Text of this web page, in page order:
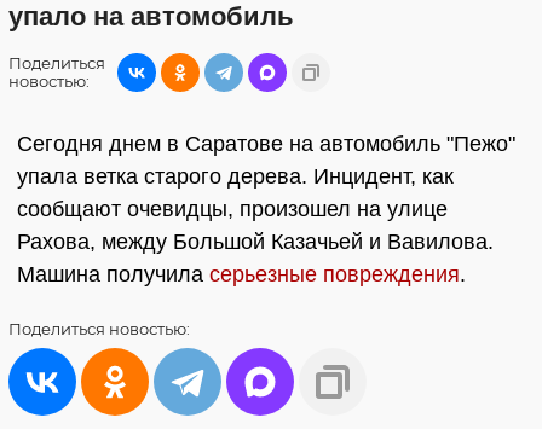
упало на автомобиль
Поделиться
новостью:
Сегодня днем в Саратове на автомобиль "Пежо"
упала ветка старого дерева. Инцидент, как
сообщают очевидцы, произошел на улице
Рахова, между Большой Казачьей и Вавилова.
Машина получила серьезные повреждения.
Поделиться новостью: